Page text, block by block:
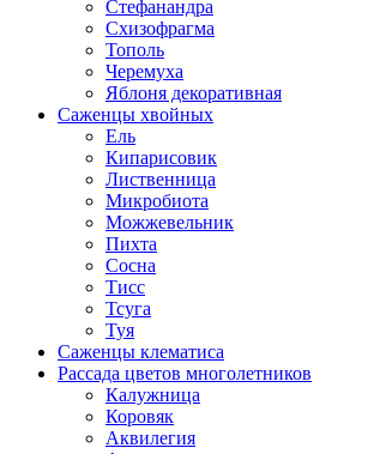
Стефанандра
Схизофрагма
Тополь
Черемуха
Яблоня декоративная
Саженцы хвойных
Ель
Кипарисовик
Лиственница
Микробиота
Можжевельник
Пихта
Сосна
Тисс
Тсуга
Туя
Саженцы клематиса
Рассада цветов многолетников
Калужница
Коровяк
Аквилегия